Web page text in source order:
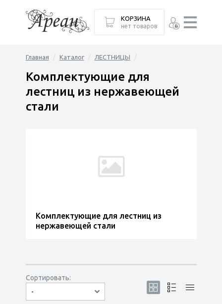
Главная Каталог ЛЕСТНИЦЫ
Комплектующие для
лестниц из нержавеющей
стали
Комплектующие для лестниц из
нержавеющей стали
Сортировать:
-
КОРЗИНА
нет товаров